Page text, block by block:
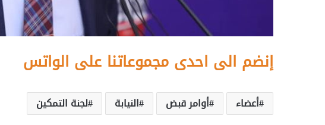
إنضم الى احدى مجموعاتنا على الواتس
أعضاء أوامر قبض النيابة لجنة التمكين